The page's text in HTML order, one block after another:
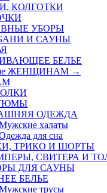
КОЛГОТКИ
УБОРЫ
И САУНЫ
БЕЛЬЕ
ЖЕНЩИНАМ →
ОДЕЖДА
халаты
для сна
ТРИКО И ШОРТЫ
СВИТЕРА И
ДЛЯ САУНЫ
БЕЛЬЕ
трусы